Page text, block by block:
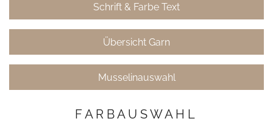
Schrift & Farbe Text
Übersicht Garn
Musselinauswahl
F A R B A U S W A H L